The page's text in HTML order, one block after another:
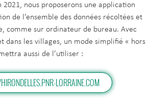
2021, nous proposerons une application
de l’ensemble des données récoltées et
comme sur ordinateur de bureau. Avec
dans les villages, un mode simplifié « hors
aussi de l’utiliser :
LORRAINE.COM